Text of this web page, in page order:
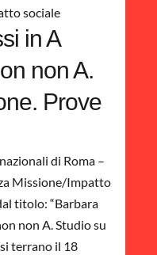
sociale
in A
non A.
Prove
di Roma –
Missione/Impatto
titolo: “Barbara
non A. Studio su
terrano il 18